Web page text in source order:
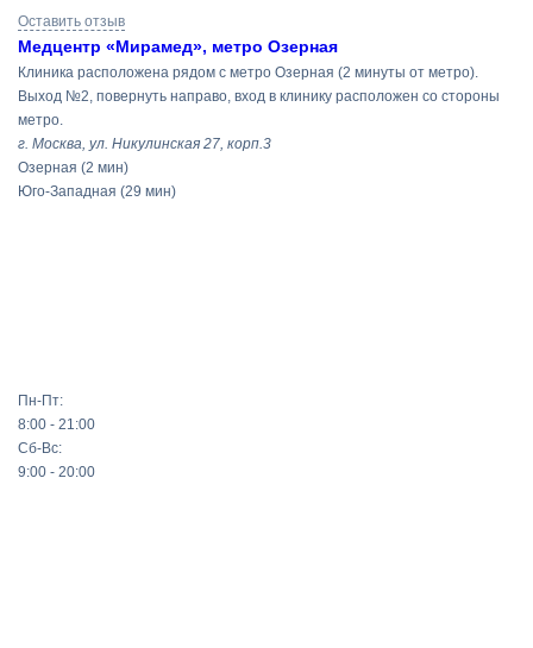
Оставить отзыв
Медцентр «Мирамед», метро Озерная
Клиника расположена рядом с метро Озерная (2 минуты от метро).
Выход №2, повернуть направо, вход в клинику расположен со стороны
метро.
г. Москва, ул. Никулинская 27, корп.3
Озерная (2 мин)
Юго-Западная (29 мин)
Пн-Пт:
8:00 - 21:00
Сб-Вс:
9:00 - 20:00